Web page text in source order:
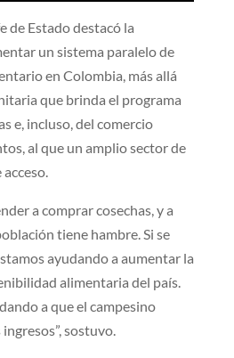
de Estado destacó la
un sistema paralelo de
en Colombia, más allá
que brinda el programa
e, incluso, del comercio
al que un amplio sector de
a comprar cosechas, y a
tiene hambre. Si se
ayudando a aumentar la
alimentaria del país.
a que el campesino
sostuvo.